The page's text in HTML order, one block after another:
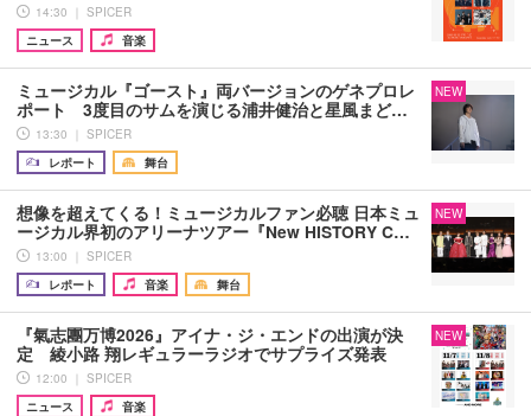
14:30 ｜ SPICER
ニュース
音楽
ミュージカル『ゴースト』両バージョンのゲネプロレ
ポート 3度目のサムを演じる浦井健治と星風まど…
13:30 ｜ SPICER
レポート
舞台
NEW
想像を超えてくる！ミュージカルファン必聴 日本ミュ
ージカル界初のアリーナツアー『New HISTORY C…
13:00 ｜ SPICER
レポート
音楽 舞台
NEW
『氣志團万博2026』アイナ・ジ・エンドの出演が決
定 綾小路 翔レギュラーラジオでサプライズ発表
12:00 ｜ SPICER
ニュース
音楽
NEW